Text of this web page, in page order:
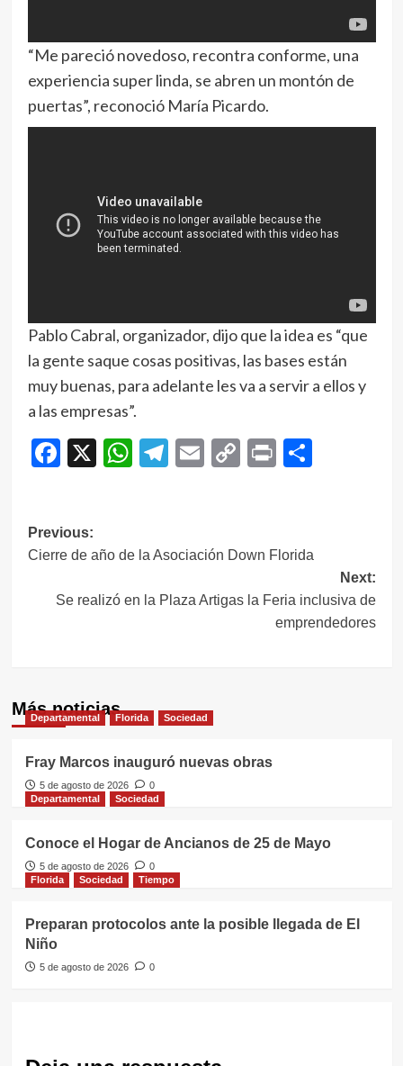
“Me pareció novedoso, recontra conforme, una
experiencia super linda, se abren un montón de
puertas”, reconoció María Picardo.
Pablo Cabral, organizador, dijo que la idea es “que
la gente saque cosas positivas, las bases están
muy buenas, para adelante les va a servir a ellos y
a las empresas”.
Facebook
X WhatsApp
Telegram
EmailCopy
Print
Navegación
de
entradas
Previous:
Cierre de año de la Asociación Down Florida
Next:
Se realizó en la Plaza Artigas la Feria inclusiva de
emprendedores
Más noticias
Departamental Florida Sociedad
Fray Marcos inauguró nuevas obras
5 de agosto de 2026
0
Departamental
Sociedad
Conoce el Hogar de Ancianos de 25 de Mayo
5 de agosto de 2026
0
Florida
Sociedad Tiempo
Preparan protocolos ante la posible llegada de El
Niño
5 de agosto de 2026 0